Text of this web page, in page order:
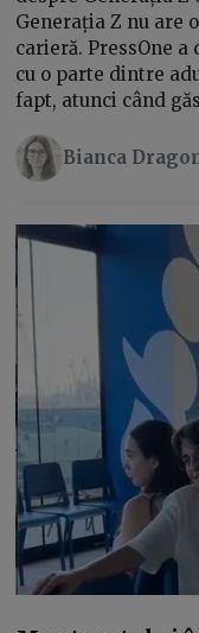
Generația Z nu are
carieră. PressOne
cu o parte dintre
fapt, atunci când
Bianca